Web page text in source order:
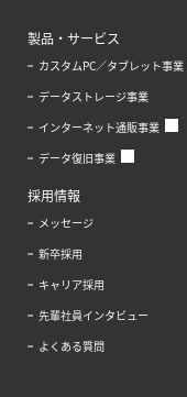
製品・サービス
カスタムPC／タブレット事業
データストレージ事業
インターネット通販事業
データ復旧事業
採用情報
メッセージ
新卒採用
キャリア採用
先輩社員インタビュー
よくある質問